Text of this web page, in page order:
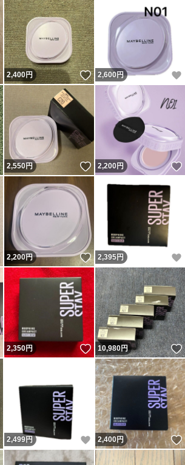
いいね！
2,400円 いいね！
2,600円
いいね！
2,550円 いいね！
2,200円
いいね！
2,200円 いいね！
2,395円
いいね！
2,350円 いいね！
10,980円
いいね！
2,499円 いいね！
2,400円